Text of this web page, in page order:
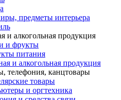
предметы интерьера
и алкогольная продукция
и фрукты
питания
и алкогольная продукция
телефония, канцтовары
товары
и оргтехника